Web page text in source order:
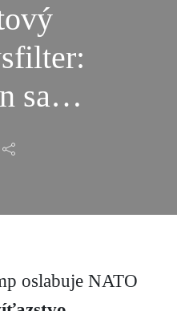
sa
sa
oslabuje NATO